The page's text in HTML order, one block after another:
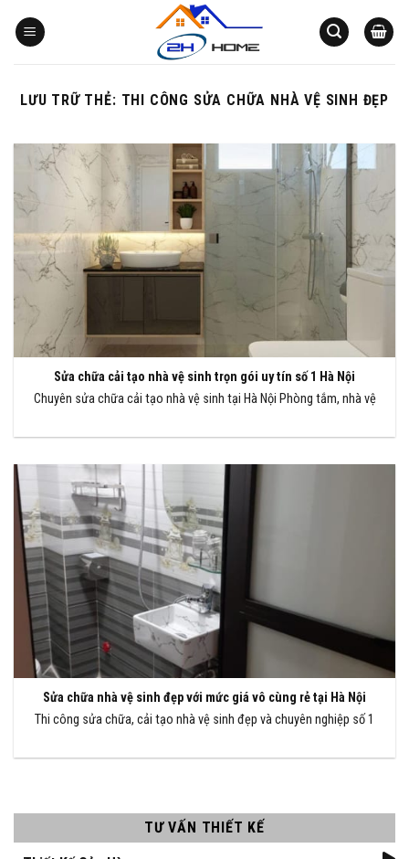
qua
LƯU TRỮ THẺ: THI CÔNG SỬA CHỮA NHÀ VỆ SINH ĐẸP
TƯ VẤN THIẾT KẾ
Sửa chữa cải tạo nhà vệ sinh trọn gói uy tín số 1 Hà Nội
Chuyên sửa chữa cải tạo nhà vệ sinh tại Hà Nội Phòng tắm, nhà vệ
Sửa chữa nhà vệ sinh đẹp với mức giá vô cùng rẻ tại Hà Nội
Thi công sửa chữa, cải tạo nhà vệ sinh đẹp và chuyên nghiệp số 1